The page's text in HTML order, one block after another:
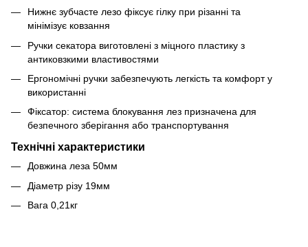
Нижнє зубчасте лезо фіксує гілку при різанні та
мінімізує ковзання
Ручки секатора виготовлені з міцного пластику з
антиковзкими властивостями
Ергономічні ручки забезпечують легкість та комфорт у
використанні
Фіксатор: система блокування лез призначена для
безпечного зберігання або транспортування
Технічні характеристики
Довжина леза 50мм
Діаметр різу 19мм
Вага 0,21кг